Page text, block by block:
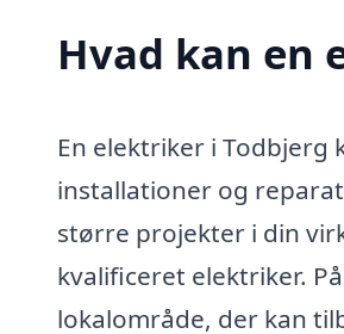
Hvad kan en
En elektriker i
installationer og
større projekter i din
kvalificeret elektriker.
lokalområde, der kan